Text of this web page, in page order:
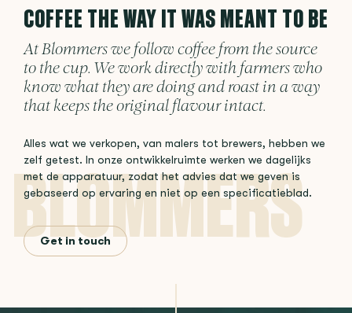
COFFEE THE WAY IT WAS MEANT TO BE
At Blommers we follow coffee from the source
to the cup. We work directly with farmers who
know what they are doing and roast in a way
that keeps the original flavour intact.
Alles wat we verkopen, van malers tot brewers, hebben we
zelf getest. In onze ontwikkelruimte werken we dagelijks
met de apparatuur, zodat het advies dat we geven is
gebaseerd op ervaring en niet op een specificatieblad.
Get in touch